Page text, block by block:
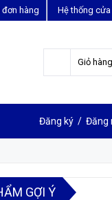
Hệ thống cửa
hàng
Giỏ hàng
Đăng ký / Đăng
HỆ ĐẶT HÀNG
GỢI Ý